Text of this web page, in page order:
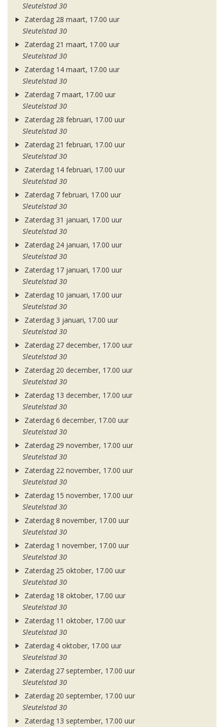
Sleutelstad 30
Zaterdag 28 maart, 17.00 uur
Sleutelstad 30
Zaterdag 21 maart, 17.00 uur
Sleutelstad 30
Zaterdag 14 maart, 17.00 uur
Sleutelstad 30
Zaterdag 7 maart, 17.00 uur
Sleutelstad 30
Zaterdag 28 februari, 17.00 uur
Sleutelstad 30
Zaterdag 21 februari, 17.00 uur
Sleutelstad 30
Zaterdag 14 februari, 17.00 uur
Sleutelstad 30
Zaterdag 7 februari, 17.00 uur
Sleutelstad 30
Zaterdag 31 januari, 17.00 uur
Sleutelstad 30
Zaterdag 24 januari, 17.00 uur
Sleutelstad 30
Zaterdag 17 januari, 17.00 uur
Sleutelstad 30
Zaterdag 10 januari, 17.00 uur
Sleutelstad 30
Zaterdag 3 januari, 17.00 uur
Sleutelstad 30
Zaterdag 27 december, 17.00 uur
Sleutelstad 30
Zaterdag 20 december, 17.00 uur
Sleutelstad 30
Zaterdag 13 december, 17.00 uur
Sleutelstad 30
Zaterdag 6 december, 17.00 uur
Sleutelstad 30
Zaterdag 29 november, 17.00 uur
Sleutelstad 30
Zaterdag 22 november, 17.00 uur
Sleutelstad 30
Zaterdag 15 november, 17.00 uur
Sleutelstad 30
Zaterdag 8 november, 17.00 uur
Sleutelstad 30
Zaterdag 1 november, 17.00 uur
Sleutelstad 30
Zaterdag 25 oktober, 17.00 uur
Sleutelstad 30
Zaterdag 18 oktober, 17.00 uur
Sleutelstad 30
Zaterdag 11 oktober, 17.00 uur
Sleutelstad 30
Zaterdag 4 oktober, 17.00 uur
Sleutelstad 30
Zaterdag 27 september, 17.00 uur
Sleutelstad 30
Zaterdag 20 september, 17.00 uur
Sleutelstad 30
Zaterdag 13 september, 17.00 uur